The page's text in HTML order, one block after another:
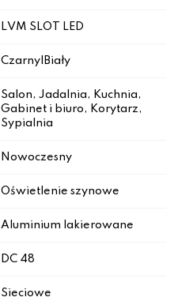
LVM SLOT LED
Czarny|Biały
Salon, Jadalnia, Kuchnia,
Gabinet i biuro, Korytarz,
Sypialnia
Nowoczesny
Oświetlenie szynowe
Aluminium lakierowane
DC 48
Sieciowe